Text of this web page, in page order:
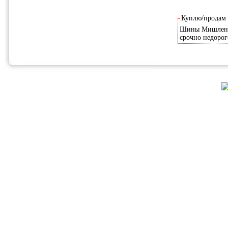
Куплю/
Шины Мишлен-